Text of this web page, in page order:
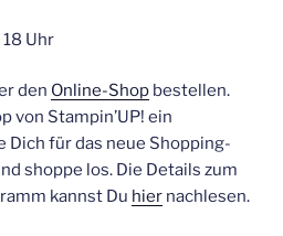
Uhr
den Online-Shop bestellen.
von Stampin’UP! ein
Dich für das neue Shopping-
shoppe los. Die Details zum
kannst Du hier nachlesen.